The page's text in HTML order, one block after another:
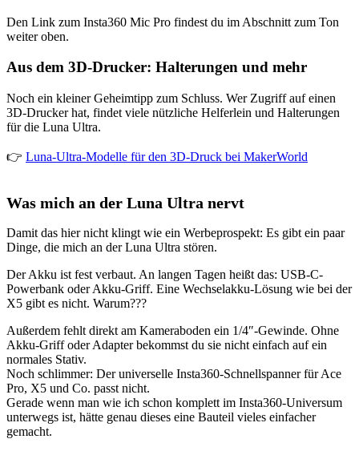
Den Link zum Insta360 Mic Pro findest du im Abschnitt zum Ton
weiter oben.
Aus dem 3D-Drucker: Halterungen und mehr
Noch ein kleiner Geheimtipp zum Schluss. Wer Zugriff auf einen
3D-Drucker hat, findet viele nützliche Helferlein und Halterungen
für die Luna Ultra.
👉 Luna-Ultra-Modelle für den 3D-Druck bei MakerWorld
Was mich an der Luna Ultra nervt
Damit das hier nicht klingt wie ein Werbeprospekt: Es gibt ein paar
Dinge, die mich an der Luna Ultra stören.
Der Akku ist fest verbaut. An langen Tagen heißt das: USB-C-
Powerbank oder Akku-Griff. Eine Wechselakku-Lösung wie bei der
X5 gibt es nicht. Warum???
Außerdem fehlt direkt am Kameraboden ein 1/4″-Gewinde. Ohne
Akku-Griff oder Adapter bekommst du sie nicht einfach auf ein
normales Stativ.
Noch schlimmer: Der universelle Insta360-Schnellspanner für Ace
Pro, X5 und Co. passt nicht.
Gerade wenn man wie ich schon komplett im Insta360-Universum
unterwegs ist, hätte genau dieses eine Bauteil vieles einfacher
gemacht.